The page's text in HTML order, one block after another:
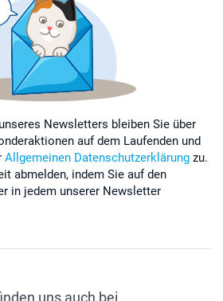
Newsletters bleiben Sie über
auf dem Laufenden und
Allgemeinen Datenschutzerklärung zu.
abmelden, indem Sie auf den
in jedem unserer Newsletter